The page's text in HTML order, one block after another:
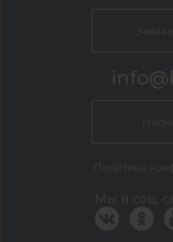
Политика
Мы в соц.